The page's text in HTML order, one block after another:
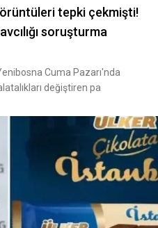
tepki çekmişti!
soruşturma
Cuma Pazarı'nda
değiştiren pa